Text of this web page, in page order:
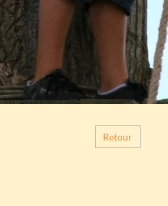
Retour